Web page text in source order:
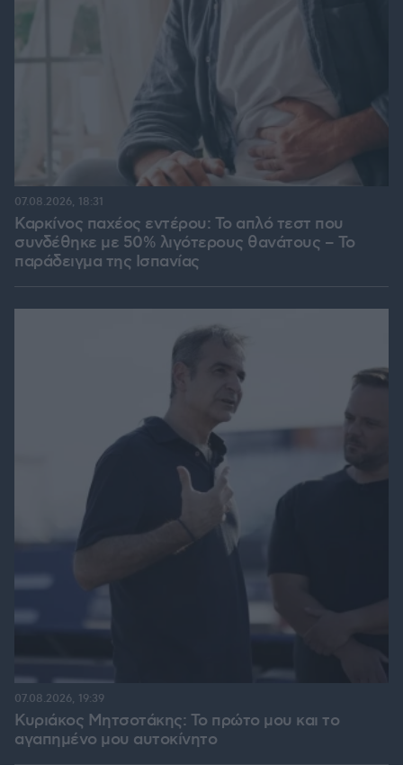
Καρκίνος παχέος εντέρου: Το απλό τεστ που
συνδέθηκε με 50% λιγότερους θανάτους – Το
παράδειγμα της Ισπανίας
07.08.2026, 18:31
Κυριάκος Μητσοτάκης: Το πρώτο μου και το
αγαπημένο μου αυτοκίνητο
07.08.2026, 19:39